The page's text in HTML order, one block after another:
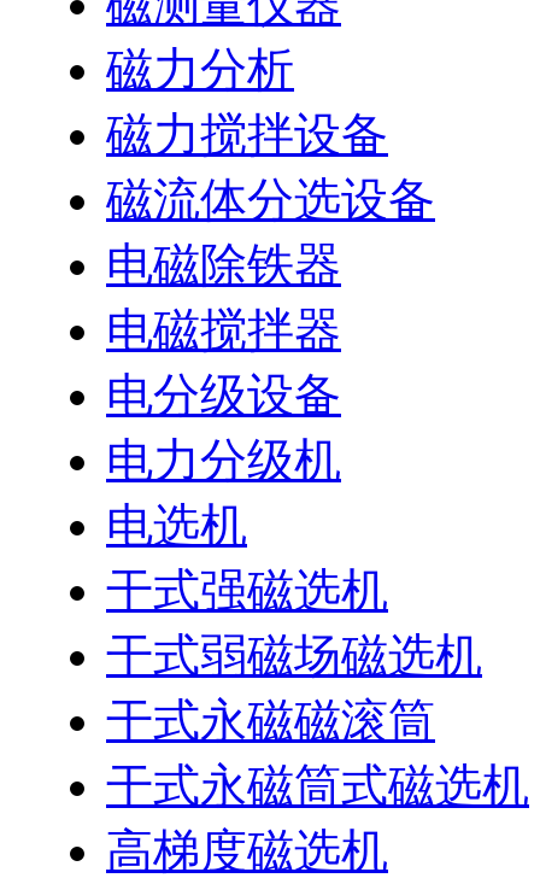
磁力分析
磁力搅拌设备
磁流体分选设备
电磁除铁器
电磁搅拌器
电分级设备
电力分级机
电选机
干式强磁选机
干式弱磁场磁选机
干式永磁磁滚筒
干式永磁筒式磁选机
高梯度磁选机